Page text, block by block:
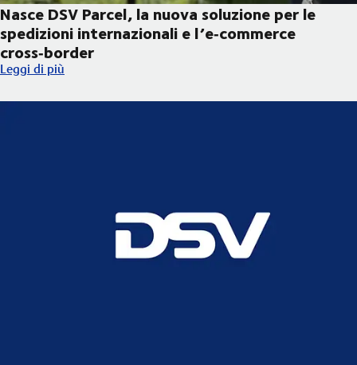
Nasce DSV Parcel, la nuova soluzione per le
spedizioni internazionali e l’e‑commerce
cross‑border
Nasce DSV Parcel, la nuova soluzione per le spedizioni
Leggi di più